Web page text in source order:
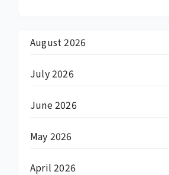
August 2026
July 2026
June 2026
May 2026
April 2026